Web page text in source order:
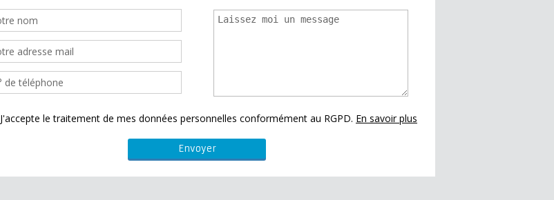
J'accepte le traitement de mes données personnelles conformément au RGPD. En savoir plus